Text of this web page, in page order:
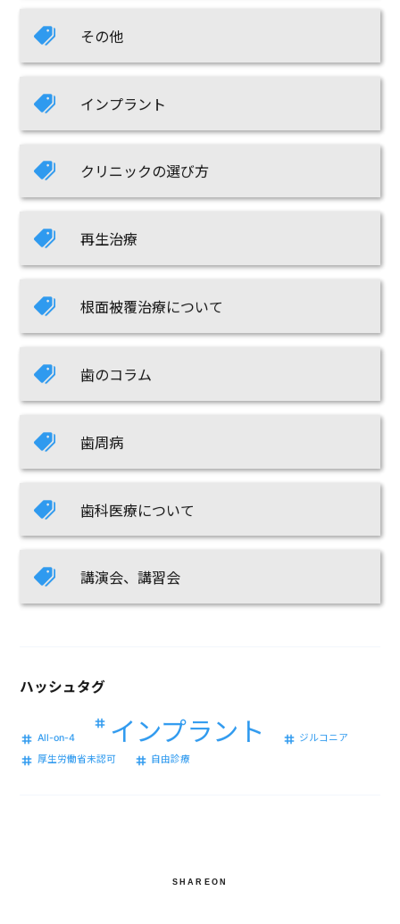
その他
インプラント
クリニックの選び方
再生治療
根面被覆治療について
歯のコラム
歯周病
歯科医療について
講演会、講習会
ハッシュタグ
All-on-4 インプラント
ジルコニア
厚生労働省未認可
自由診療
SHAREON